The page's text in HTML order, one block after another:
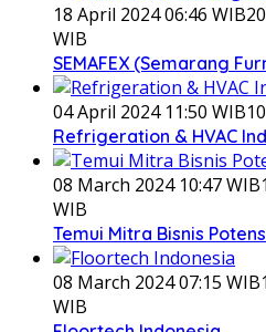
18 April 2024 06:46 WIB
WIB
SEMAFEX (Semarang
04 April 2024 11:50 WIB
Refrigeration & HVAC
08 March 2024 10:47 WIB
WIB
Temui Mitra Bisnis
08 March 2024 07:15 WIB
WIB